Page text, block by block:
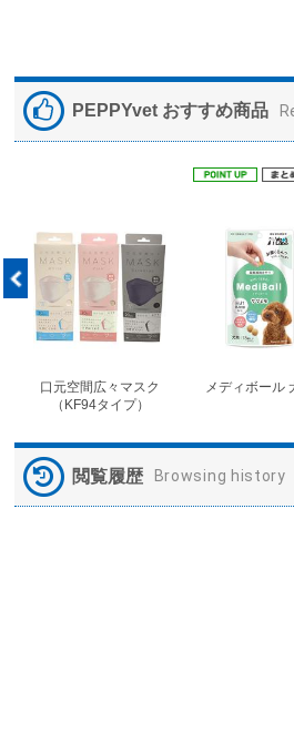
PEPPYvet おすすめ商品
口元空間広々マスク
（KF94タイプ）
メディボール
閲覧履歴 Browsing history